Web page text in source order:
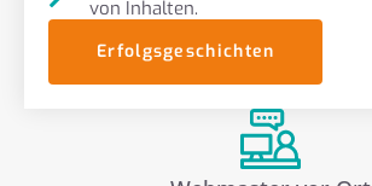
von Inhalten.
Erfolgsgeschichten